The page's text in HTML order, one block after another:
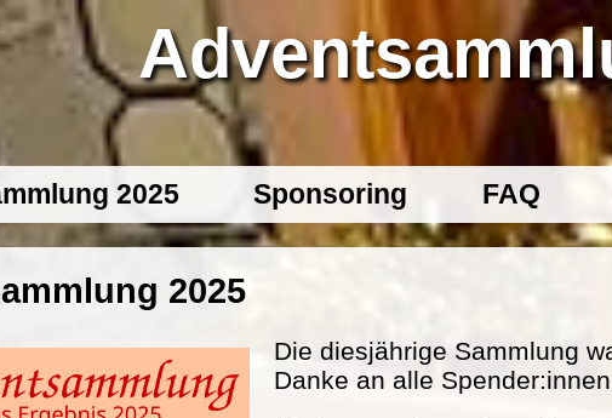
2025 Sponsoring FAQ
2025
Die diesjährige Sammlung
Danke an alle